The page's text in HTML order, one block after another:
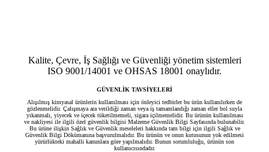
Kalite, Çevre, İş Sağlığı ve Güvenliği yönetim sistemleri
ISO 9001/14001 ve OHSAS 18001 onaylıdır.
GÜVENLİK TAVSİYELERİ
Alışılmış kimyasal ürünlerin kullanılması için önleyici tedbirler bu ürün kullanılırken de
gözlenmelidir. Çalışmaya ara verildiği zaman veya iş tamamlandığı zaman eller bol suyla
yıkanmalı, yiyecek ve içecek tüketilmemeli, sigara içilmemelidir. Bu ürünün kullanılması
ve nakliyesi ile ilgili özel güvenlik bilgisi Malzeme Güvenlik Bilgi Sayfasında bulunabilir.
Bu ürüne ilişkin Sağlık ve Güvenlik meseleleri hakkında tam bilgi için ilgili Sağlık ve
Güvenlik Bilgi Dökümanına başvurulmalıdır. Bu ürünün ve onun kutusunun yok edilmesi
yürürlükteki mahalli kanunlara göre yapılmalıdır. Bunun sorumluluğu, ürünün son
kullanıcısındadır.